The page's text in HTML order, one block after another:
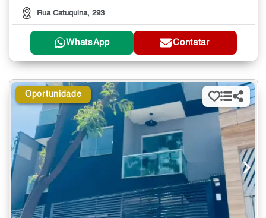
Rua Catuquina, 293
WhatsApp Contatar
Oportunidade